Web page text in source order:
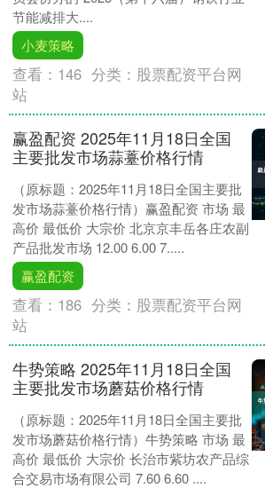
节能减排大....
小麦策略
查看： 146 分类： 股票配资平台网
站
赢盈配资 2025年11月18日全国
主要批发市场蒜薹价格行情
（原标题：2025年11月18日全国主要批
发市场蒜薹价格行情）赢盈配资 市场 最
高价 最低价 大宗价 北京京丰岳各庄农副
产品批发市场 12.00 6.00 7.....
赢盈配资
查看： 186 分类： 股票配资平台网
站
牛势策略 2025年11月18日全国
主要批发市场蘑菇价格行情
（原标题：2025年11月18日全国主要批
发市场蘑菇价格行情）牛势策略 市场 最
高价 最低价 大宗价 长治市紫坊农产品综
合交易市场有限公司 7.60 6.60 ....